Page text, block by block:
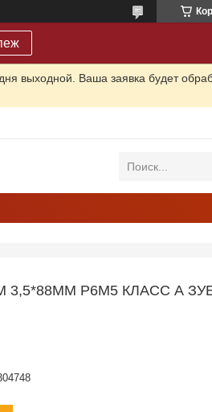
выходной. Ваша заявка будет
Р6М5 КЛАСС А